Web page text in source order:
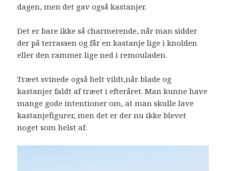
dagen, men det gav også kastanjer.
Det er bare ikke så charmerende, når man sidder
der på terrassen og får en kastanje lige i knolden
eller den rammer lige ned i remouladen.
Træet svinede også helt vildt,når blade og
kastanjer faldt af træet i efteråret. Man kunne have
mange gode intentioner om, at man skulle lave
kastanjefigurer, men det er der nu ikke blevet
noget som helst af.